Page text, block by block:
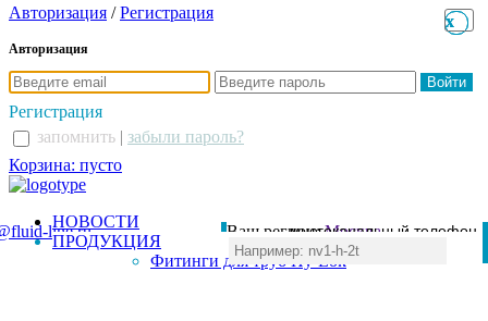
Авторизация /Регистрация x
x
Авторизация
Регистрация
запомнить | забыли пароль?
Корзина: пусто
line.ru многоканальный телефон
+7 (495) 984-41-00
Ваш регион:Москва
НОВОСТИ
ПРОДУКЦИЯ
Фитинги для труб Hy-Lok